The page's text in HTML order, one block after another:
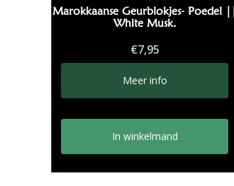
Marokkaanse Geurblokjes- Poedel ||
White Musk.
€7,95
Meer info
In winkelmand